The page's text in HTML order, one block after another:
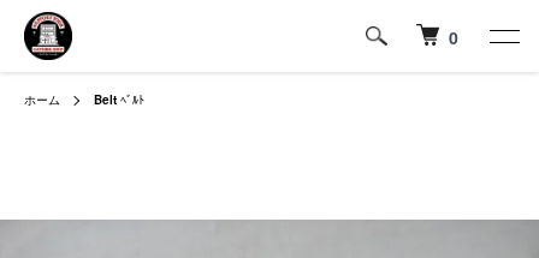
0
ホーム Belt ﾍﾞﾙﾄ